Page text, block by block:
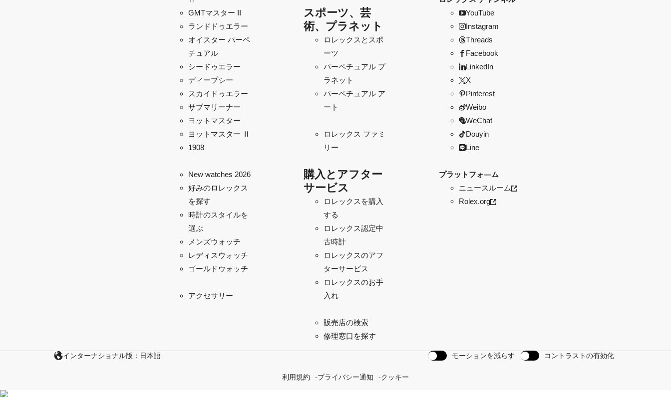
GMTマスター II
ランドドゥエラー
オイスター パーペ
チュアル
シードゥエラー
ディープシー
スカイドゥエラー
サブマリーナー
ヨットマスター
ヨットマスター Ⅱ
1908
New watches 2026
好みのロレックス
を探す
時計のスタイルを
選ぶ
メンズウォッチ
レディスウォッチ
ゴールドウォッチ
アクセサリー
スポーツ、芸
術、プラネット
ロレックスとスポ
ーツ
パーペチュアル プ
ラネット
パーペチュアル ア
ート
ロレックス ファミ
リー
購入とアフター
サービス
ロレックスを購入
する
ロレックス認定中
古時計
ロレックスのアフ
ターサービス
ロレックスのお手
入れ
販売店の検索
修理窓口を探す
YouTube
Instagram
Threads
Facebook
LinkedIn
X
Pinterest
Weibo
WeChat
Douyin
Line
プラットフォ―ム
ニュースルーム
Rolex.org
インターナショナル版：日本語 モーションを減らす コントラストの有効化
利用規約 プライバシー通知 クッキー